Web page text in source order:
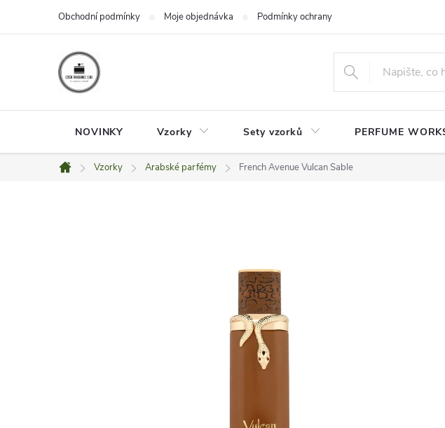
Obchodní podmínky Moje objednávka Podmínky ochrany osobních údajů
NOVINKY Vzorky Sety vzorků PERFUME
Domů
Vzorky Arabské parfémy French Avenue Vulcan Sable